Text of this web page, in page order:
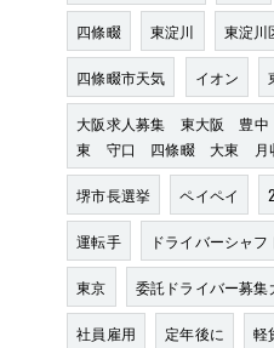
四條畷 東淀川 東淀川
四條畷市天気 イオン
大阪求人募集 東大阪 豊
東 守口 四條畷 大東 月
堺市長選挙 ペイペイ
運転手 ドライバーシャフ
東京 委託ドライバー募集
社員雇用 定年後に 軽